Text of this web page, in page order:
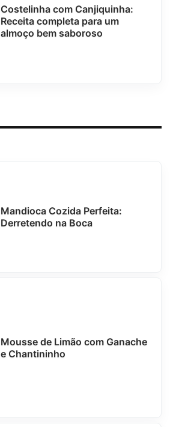
Costelinha com Canjiquinha:
Receita completa para um
almoço bem saboroso
Mandioca Cozida Perfeita:
Derretendo na Boca
Mousse de Limão com Ganache
e Chantininho